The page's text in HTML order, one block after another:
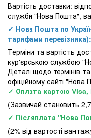
Вартість доставки:
служби "Нова Пошта",
✓ Нова Пошта по
тарифами перевізника):
Терміни та вартість
кур'єрською службою
Деталі щодо термінів
офіційному сайті "Нова
✓ Оплата картою Visa,
(Зазвичай становить
✓ Післяплата "Нова
(2% від вартості